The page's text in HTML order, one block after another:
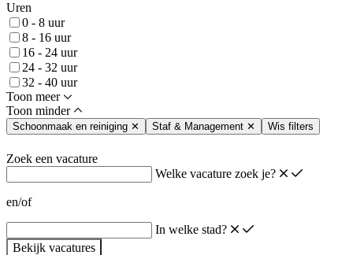
Uren
0 - 8 uur
8 - 16 uur
16 - 24 uur
24 - 32 uur
32 - 40 uur
Toon meer
Toon minder
Schoonmaak en reiniging ✕ Staf & Management ✕ Wis filters
Zoek een vacature
Welke vacature zoek je?
en/of
In welke stad?
Bekijk vacatures